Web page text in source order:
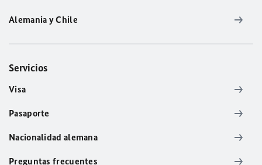
Alemania y Chile
Servicios
Visa
Pasaporte
Nacionalidad alemana
Preguntas frecuentes